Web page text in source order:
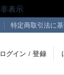
非表示
特定商取引法に
ログイン / 登録